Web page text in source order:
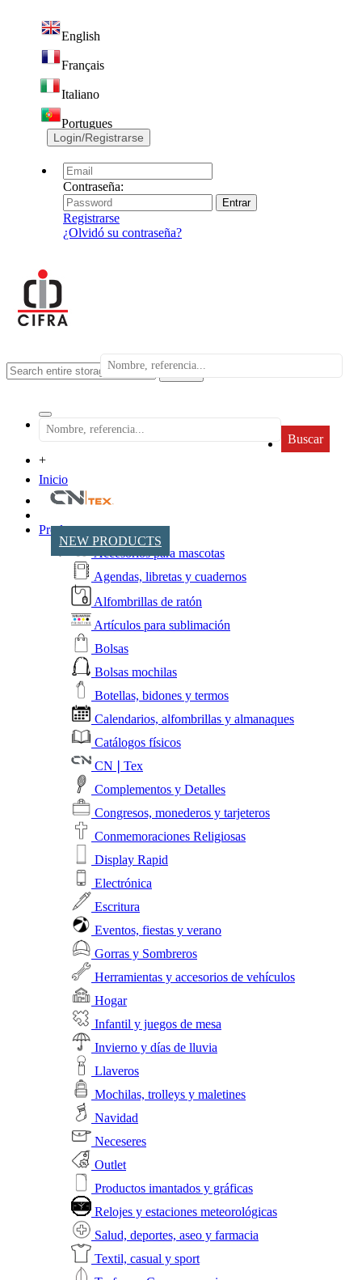
English
Français
Italiano
Portugues
Login/Registrarse
Contraseña:
Registrarse
¿Olvidó su contraseña?
search
Buscar
+
Inicio
NEW PRODUCTS
Productos
Accesorios para mascotas
Agendas, libretas y cuadernos
Alfombrillas de ratón
Artículos para sublimación
Bolsas
Bolsas mochilas
Botellas, bidones y termos
Calendarios, alfombrillas y almanaques
Catálogos físicos
CN❘Tex
Complementos y Detalles
Congresos, monederos y tarjeteros
Conmemoraciones Religiosas
Display Rapid
Electrónica
Escritura
Eventos, fiestas y verano
Gorras y Sombreros
Herramientas y accesorios de vehículos
Hogar
Infantil y juegos de mesa
Invierno y días de lluvia
Llaveros
Mochilas, trolleys y maletines
Navidad
Neceseres
Outlet
Productos imantados y gráficas
Relojes y estaciones meteorológicas
Salud, deportes, aseo y farmacia
Textil, casual y sport